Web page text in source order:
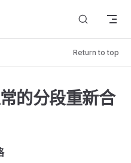
Return to top
的分段重新合